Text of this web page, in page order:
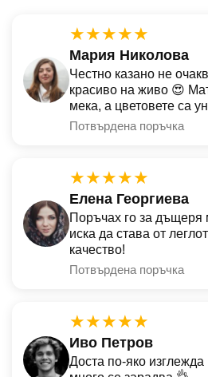
★★★★★
Мария Николова
Честно казано не
красиво на живо 😍
мека, а цветовете са
Потвърдена поръчка
★★★★★
Елена Георгиева
Поръчах го за дъщеря
иска да става от
качество!
Потвърдена поръчка
★★★★★
Иво Петров
Доста по-яко